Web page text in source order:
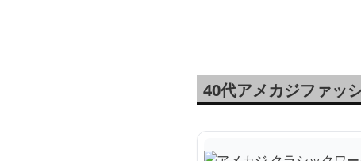
40代アメカジファッ